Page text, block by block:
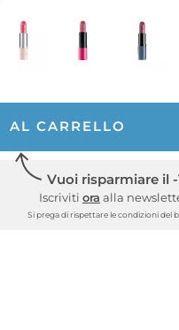
AL CARRELLO
Vuoi risparmiare il -
Iscriviti ora alla
Si prega di rispettare le condizioni del